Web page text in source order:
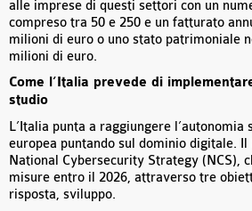
alle imprese di questi settori con un
compreso tra 50 e 250 e un fatturato
milioni di euro o uno stato patrimoniale
milioni di euro.
Come l’Italia prevede di
studio
L’Italia punta a raggiungere l’autonomia
europea puntando sul dominio digitale. Il
National Cybersecurity Strategy (NCS),
misure entro il 2026, attraverso tre
risposta, sviluppo.